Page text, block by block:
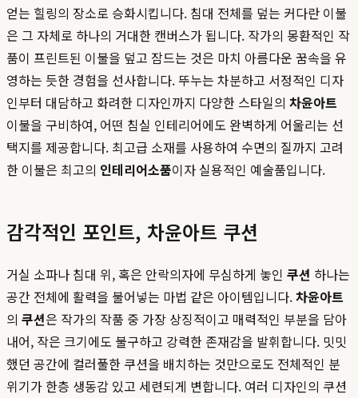
얻는 힐링의 장소로 승화시킵니다. 침대 전체를 덮는 커다란 이불
은 그 자체로 하나의 거대한 캔버스가 됩니다. 작가의 몽환적인 작
품이 프린트된 이불을 덮고 잠드는 것은 마치 아름다운 꿈속을 유
영하는 듯한 경험을 선사합니다. 뚜누는 차분하고 서정적인 디자
인부터 대담하고 화려한 디자인까지 다양한 스타일의 차윤아트
이불을 구비하여, 어떤 침실 인테리어에도 완벽하게 어울리는 선
택지를 제공합니다. 최고급 소재를 사용하여 수면의 질까지 고려
한 이불은 최고의 인테리어소품이자 실용적인 예술품입니다.
감각적인 포인트, 차윤아트 쿠션
거실 소파나 침대 위, 혹은 안락의자에 무심하게 놓인 쿠션 하나는
공간 전체에 활력을 불어넣는 마법 같은 아이템입니다.차윤아트
의 쿠션은 작가의 작품 중 가장 상징적이고 매력적인 부분을 담아
내어, 작은 크기에도 불구하고 강력한 존재감을 발휘합니다. 밋밋
했던 공간에 컬러풀한 쿠션을 배치하는 것만으로도 전체적인 분
위기가 한층 생동감 있고 세련되게 변합니다. 여러 디자인의 쿠션